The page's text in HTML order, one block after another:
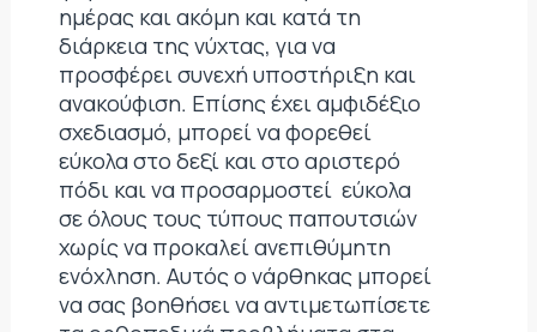
ημέρας και ακόμη και κατά τη
διάρκεια της νύχτας, για να
προσφέρει συνεχή υποστήριξη και
ανακούφιση. Επίσης έχει αμφιδέξιο
σχεδιασμό, μπορεί να φορεθεί
εύκολα στο δεξί και στο αριστερό
πόδι και να προσαρμοστεί εύκολα
σε όλους τους τύπους παπουτσιών
χωρίς να προκαλεί ανεπιθύμητη
ενόχληση. Αυτός ο νάρθηκας μπορεί
να σας βοηθήσει να αντιμετωπίσετε